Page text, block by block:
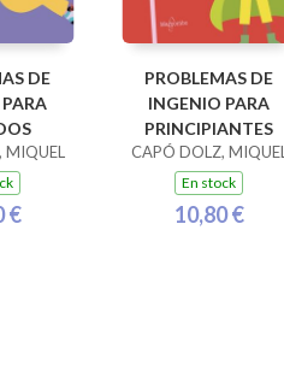
DE
€
PROBLEMAS DE
INGENIO PARA
PRINCIPIANTES
CAPÓ DOLZ, MIQUEL
En stock
10,80 €